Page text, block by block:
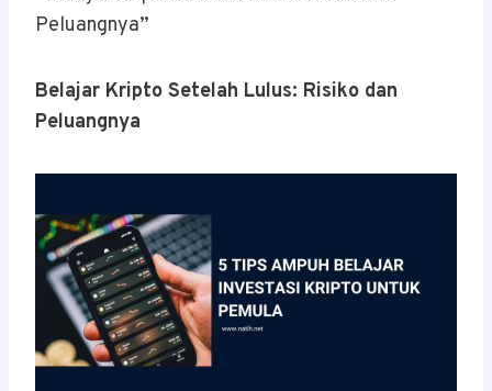
Peluangnya”
Belajar Kripto Setelah Lulus: Risiko dan
Peluangnya